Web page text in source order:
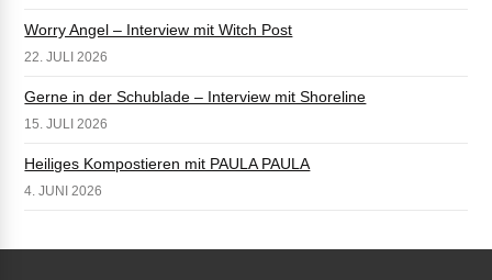
Worry Angel – Interview mit Witch Post
22. JULI 2026
Gerne in der Schublade – Interview mit Shoreline
15. JULI 2026
Heiliges Kompostieren mit PAULA PAULA
4. JUNI 2026